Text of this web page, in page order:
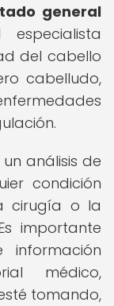
general
especialista
del cabello
cabelludo,
análisis de
condición
cirugía o la
importante
médico,
tomando,